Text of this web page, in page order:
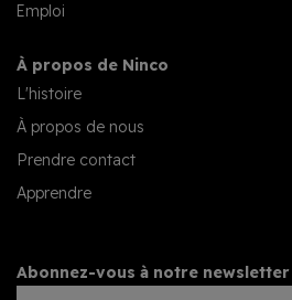
Emploi
À propos de Ninco
L'histoire
À propos de nous
Prendre contact
Apprendre
Abonnez-vous à notre newsletter